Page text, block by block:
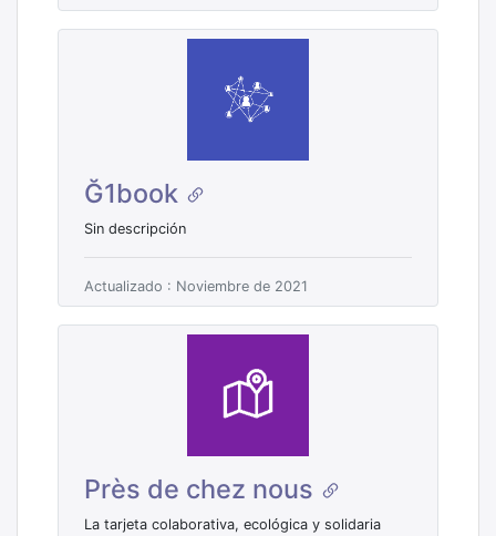
Ğ1book
Sin descripción
Actualizado : Noviembre de 2021
Près de chez nous
La tarjeta colaborativa, ecológica y solidaria